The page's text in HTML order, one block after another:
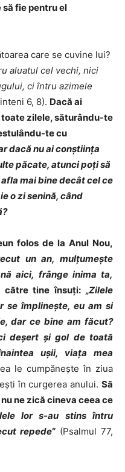
fie pentru el
care se cuvine lui?
aluatul cel vechi, nici
ci întru azimele
6, 8). Dacă ai
zilele, săturându-te
te cu
dacă nu ai conştiinţa
păcate, atunci poţi să
mai bine decât cel ce
o zi senină, când
folos de la Anul Nou,
un an, mulţumeşte
aici, frânge inima ta,
către tine însuţi: „Zilele
se împlineşte, eu am si
dar ce bine am făcut?
deşert şi gol de toată
uşii, viaţa mea
le cumpăneşte în ziua
în curgerea anului. Să
ne zică cineva ceea ce
lor s-au stins întru
repede“(Psalmul 77,